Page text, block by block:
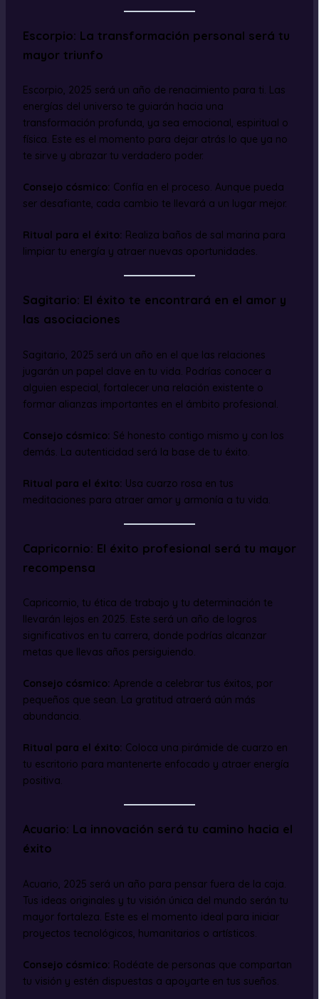
Escorpio: La transformación personal será tu
mayor triunfo
Escorpio, 2025 será un año de renacimiento para ti. Las
energías del universo te guiarán hacia una
transformación profunda, ya sea emocional, espiritual o
física. Este es el momento para dejar atrás lo que ya no
te sirve y abrazar tu verdadero poder.
Consejo cósmico: Confía en el proceso. Aunque pueda
ser desafiante, cada cambio te llevará a un lugar mejor.
Ritual para el éxito: Realiza baños de sal marina para
limpiar tu energía y atraer nuevas oportunidades.
Sagitario: El éxito te encontrará en el amor y
las asociaciones
Sagitario, 2025 será un año en el que las relaciones
jugarán un papel clave en tu vida. Podrías conocer a
alguien especial, fortalecer una relación existente o
formar alianzas importantes en el ámbito profesional.
Consejo cósmico: Sé honesto contigo mismo y con los
demás. La autenticidad será la base de tu éxito.
Ritual para el éxito: Usa cuarzo rosa en tus
meditaciones para atraer amor y armonía a tu vida.
Capricornio: El éxito profesional será tu mayor
recompensa
Capricornio, tu ética de trabajo y tu determinación te
llevarán lejos en 2025. Este será un año de logros
significativos en tu carrera, donde podrías alcanzar
metas que llevas años persiguiendo.
Consejo cósmico: Aprende a celebrar tus éxitos, por
pequeños que sean. La gratitud atraerá aún más
abundancia.
Ritual para el éxito: Coloca una pirámide de cuarzo en
tu escritorio para mantenerte enfocado y atraer energía
positiva.
Acuario: La innovación será tu camino hacia el
éxito
Acuario, 2025 será un año para pensar fuera de la caja.
Tus ideas originales y tu visión única del mundo serán tu
mayor fortaleza. Este es el momento ideal para iniciar
proyectos tecnológicos, humanitarios o artísticos.
Consejo cósmico: Rodéate de personas que compartan
tu visión y estén dispuestas a apoyarte en tus sueños.